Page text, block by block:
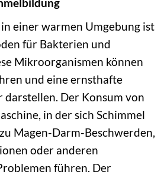
einer warmen Umgebung ist
für Bakterien und
Mikroorganismen können
und eine ernsthafte
darstellen. Der Konsum von
in der sich Schimmel
Magen-Darm-Beschwerden,
oder anderen
führen. Der